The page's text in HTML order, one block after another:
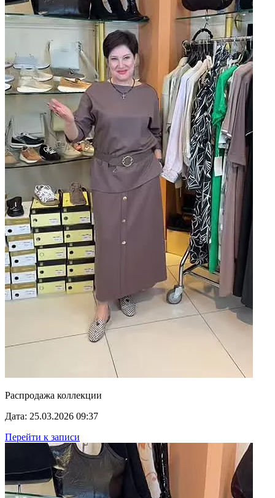
Распродажа коллекции
Дата: 25.03.2026 09:37
Перейти к записи